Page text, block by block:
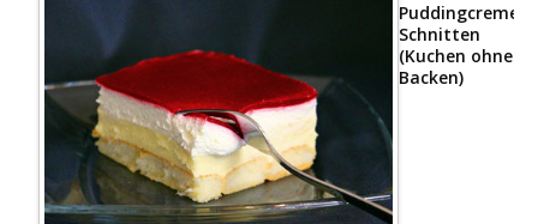
Puddingcreme
Schnitten
(Kuchen ohne
Backen)